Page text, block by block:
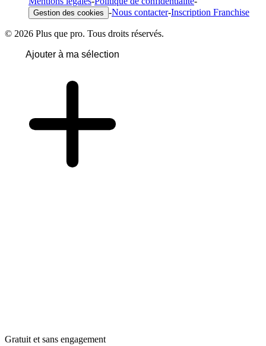
Gestion des cookies -Nous contacter-Inscription Franchise
© 2026 Plus que pro. Tous droits réservés.
Ajouter à ma sélection
Gratuit et sans engagement